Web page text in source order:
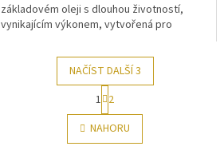
základovém oleji s dlouhou životností,
vynikajícím výkonem, vytvořená pro
O
v
l
NAČÍST DALŠÍ 3
S
t
r
á
n
1 2
NAHORU